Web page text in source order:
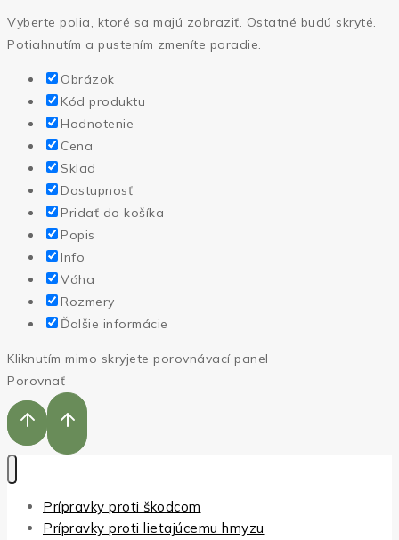
Vyberte polia, ktoré sa majú zobraziť. Ostatné budú skryté.
Potiahnutím a pustením zmeníte poradie.
Obrázok
Kód produktu
Hodnotenie
Cena
Sklad
Dostupnosť
Pridať do košíka
Popis
Info
Váha
Rozmery
Ďalšie informácie
Kliknutím mimo skryjete porovnávací panel
Porovnať
Prípravky proti škodcom
Prípravky proti lietajúcemu hmyzu